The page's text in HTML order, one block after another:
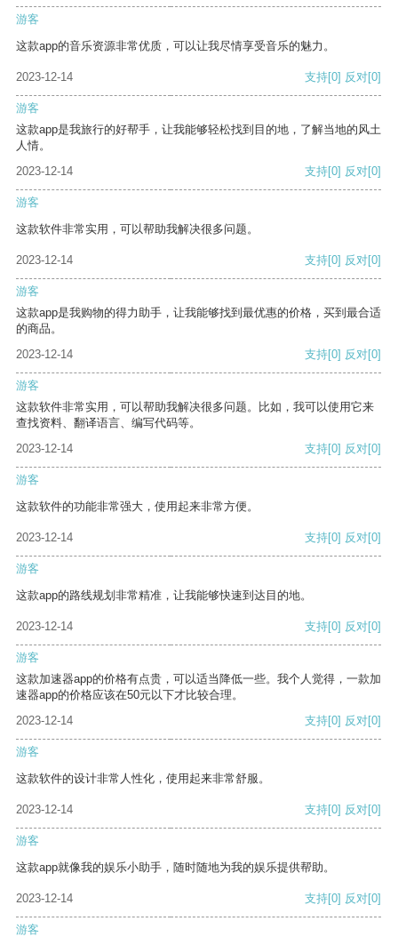
游客
这款app的音乐资源非常优质，可以让我尽情享受音乐的魅力。
2023-12-14 支持[0] 反对[0]
游客
这款app是我旅行的好帮手，让我能够轻松找到目的地，了解当地的风土
人情。
2023-12-14
支持[0] 反对[0]
游客
这款软件非常实用，可以帮助我解决很多问题。
2023-12-14 支持[0] 反对[0]
游客
这款app是我购物的得力助手，让我能够找到最优惠的价格，买到最合适
的商品。
2023-12-14
支持[0] 反对[0]
游客
这款软件非常实用，可以帮助我解决很多问题。比如，我可以使用它来
查找资料、翻译语言、编写代码等。
2023-12-14
支持[0] 反对[0]
游客
这款软件的功能非常强大，使用起来非常方便。
2023-12-14 支持[0] 反对[0]
游客
这款app的路线规划非常精准，让我能够快速到达目的地。
2023-12-14 支持[0] 反对[0]
游客
这款加速器app的价格有点贵，可以适当降低一些。我个人觉得，一款加
速器app的价格应该在50元以下才比较合理。
2023-12-14
支持[0] 反对[0]
游客
这款软件的设计非常人性化，使用起来非常舒服。
2023-12-14 支持[0] 反对[0]
游客
这款app就像我的娱乐小助手，随时随地为我的娱乐提供帮助。
2023-12-14 支持[0] 反对[0]
游客